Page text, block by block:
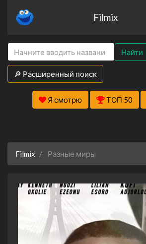
Filmix
Найти
🔎 Расширенный поиск
Я смотрю ТОП 50
Filmix Разные миры